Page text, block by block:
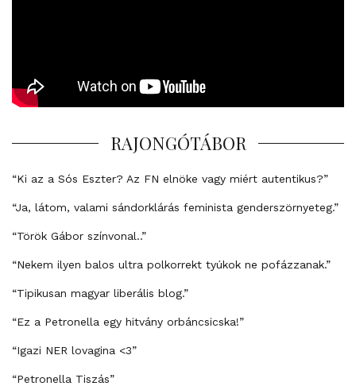
RAJONGÓTÁBOR
“Ki az a Sós Eszter? Az FN elnöke vagy miért autentikus?”
“Ja, látom, valami sándorklárás feminista genderszörnyeteg.”
“Török Gábor színvonal..”
“Nekem ilyen balos ultra polkorrekt tyúkok ne pofázzanak.”
“Tipikusan magyar liberális blog.”
“Ez a Petronella egy hitvány orbáncsicska!”
“Igazi NER lovagina <3”
“Petronella Tiszás”